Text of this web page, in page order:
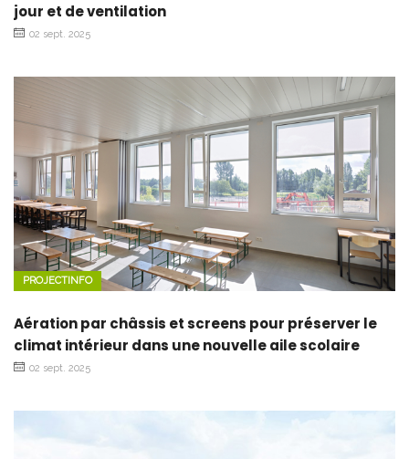
jour et de ventilation
02 sept. 2025
PROJECTINFO
Aération par châssis et screens pour préserver le
climat intérieur dans une nouvelle aile scolaire
02 sept. 2025